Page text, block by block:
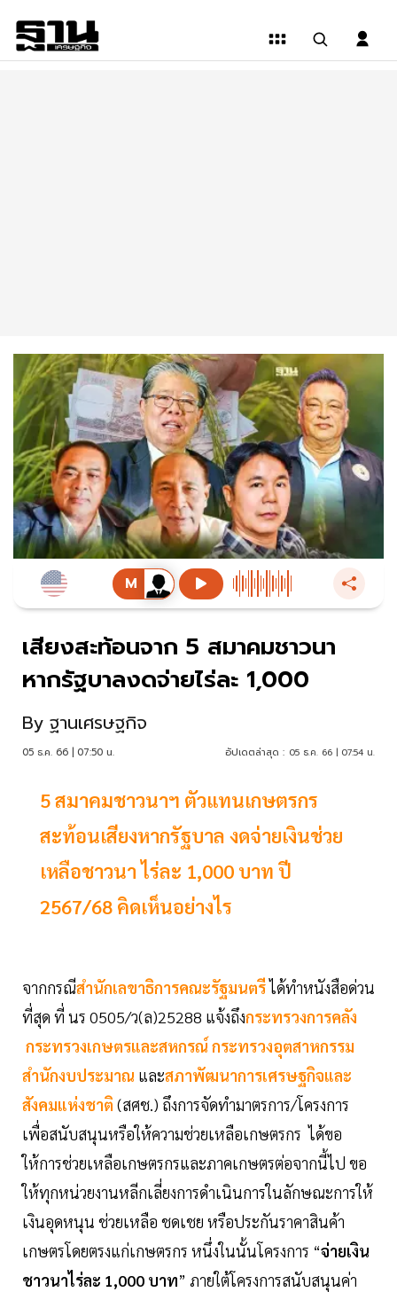
เสียงสะท้อนจาก 5 สมาคมชาวนา
หากรัฐบาลงดจ่ายไร่ละ 1,000
By ฐานเศรษฐกิจ
05 ธ.ค. 66 | 07:50 น. อัปเดตล่าสุด : 05 ธ.ค. 66 | 07:54 น.
5 สมาคมชาวนาฯ ตัวแทนเกษตรกร
สะท้อนเสียงหากรัฐบาล งดจ่ายเงินช่วย
เหลือชาวนา ไร่ละ 1,000 บาท ปี
2567/68 คิดเห็นอย่างไร
จากกรณีสำนักเลขาธิการคณะรัฐมนตรีได้ทำหนังสือด่วน
ที่สุด ที่ นร 0505/ว(ล)25288 แจ้งถึงกระทรวงการคลัง
กระทรวงเกษตรและสหกรณ์ กระทรวงอุตสาหกรรม
สำนักงบประมาณ และสภาพัฒนาการเศรษฐกิจและ
สังคมแห่งชาติ (สศช.) ถึงการจัดทำมาตรการ/โครงการ
เพื่อสนับสนุนหรือให้ความช่วยเหลือเกษตรกร ได้ขอ
ให้การช่วยเหลือเกษตรกรและภาคเกษตรต่อจากนี้ไป ขอ
ให้ทุกหน่วยงานหลีกเลี่ยงการดำเนินการในลักษณะการให้
เงินอุดหนุน ช่วยเหลือ ชดเชย หรือประกันราคาสินค้า
เกษตรโดยตรงแก่เกษตรกร หนึ่งในนั้นโครงการ “จ่ายเงิน
ชาวนาไร่ละ 1,000 บาท” ภายใต้โครงการสนับสนุนค่า